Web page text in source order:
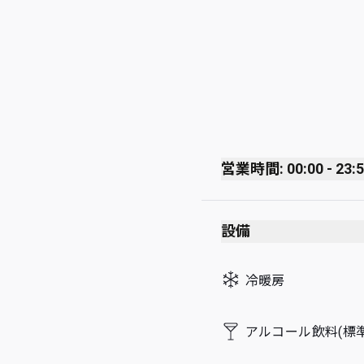
営業時間: 00:00 -
Monday
Tuesday
Thursday
Friday
設備
冷暖房
アルコール飲料(標